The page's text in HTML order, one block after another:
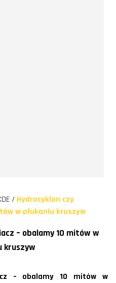
/ Hydrocyklon czy
w płukaniu kruszyw
– obalamy 10 mitów w
kruszyw
– obalamy 10 mitów w